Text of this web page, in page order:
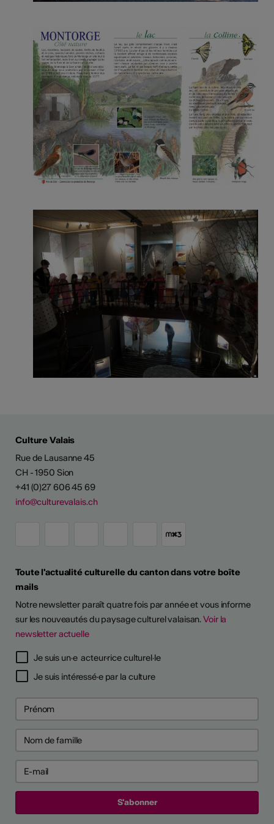
D'ARTISTES
Culture Valais
Rue de Lausanne 45
CH - 1950 Sion
+41 (0)27 606 45 69
info@culturevalais.ch
Toute l'actualité culturelle du canton dans votre boîte
mails
Notre newsletter paraît quatre fois par année et vous informe
sur les nouveautés du paysage culturel valaisan.Voir la
newsletter actuelle
Je suis un·e acteur·rice culturel·le
Je suis intéressé·e par la culture